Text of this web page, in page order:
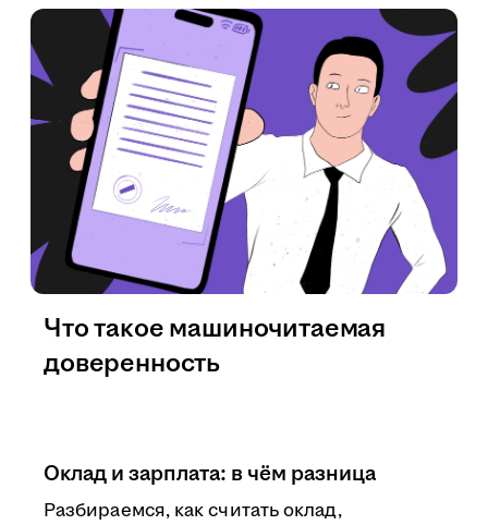
Оклад и зарплата: в чём разница
Разбираемся, как считать оклад,
Что такое машиночитаемая
доверенность